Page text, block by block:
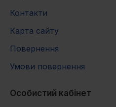
Контакти
Карта сайту
Повернення
Умови повернення
Особистий кабінет